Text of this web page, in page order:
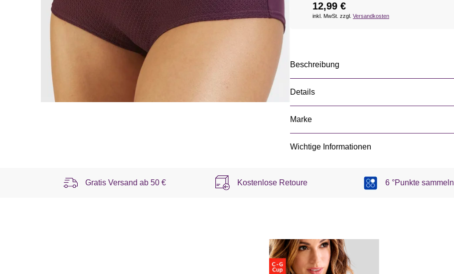
12,99 €
inkl. MwSt. zzgl. Versandkosten
Beschreibung
Details
Marke
Wichtige Informationen
Gratis Versand ab 50 € Kostenlose Retoure 6 °Punkte sammeln